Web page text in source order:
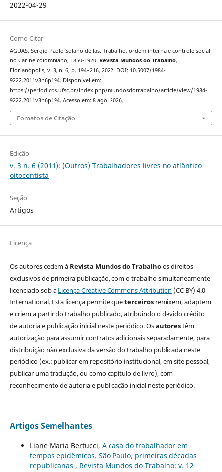
2022-04-29
Como Citar
AGUAS, Sergio Paolo Solano de las. Trabalho, ordem interna e controle social
no Caribe colombiano, 1850-1920. Revista Mundos do Trabalho,
Florianópolis, v. 3, n. 6, p. 194–216, 2022. DOI: 10.5007/1984-
9222.2011v3n6p194. Disponível em:
https://periodicos.ufsc.br/index.php/mundosdotrabalho/article/view/1984-
9222.2011v3n6p194. Acesso em: 8 ago. 2026.
Fomatos de Citação
Edição
v. 3 n. 6 (2011): (Outros) Trabalhadores livres no atlântico
oitocentista
Seção
Artigos
Licença
Os autores cedem à Revista Mundos do Trabalhoos direitos
exclusivos de primeira publicação, com o trabalho simultaneamente
licenciado sob a Licença Creative Commons Attribution (CC BY) 4.0
International. Esta licença permite queterceirosremixem, adaptem
e criem a partir do trabalho publicado, atribuindo o devido crédito
de autoria e publicação inicial neste periódico. Osautorestêm
autorização para assumir contratos adicionais separadamente, para
distribuição não exclusiva da versão do trabalho publicada neste
periódico (ex.: publicar em repositório institucional, em site pessoal,
publicar uma tradução, ou como capítulo de livro), com
reconhecimento de autoria e publicação inicial neste periódico.
Artigos Semelhantes
Liane Maria Bertucci, A casa do trabalhador em
tempos epidêmicos. São Paulo, primeiras décadas
republicanas , Revista Mundos do Trabalho: v. 12